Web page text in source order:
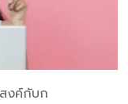
งค์กับก